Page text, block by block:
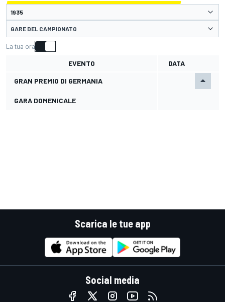
GARE DEL CAMPIONATO
La tua ora
EVENTO DATA
GRAN PREMIO DI GERMANIA
GARA DOMENICALE
Scarica le tue app
Social media